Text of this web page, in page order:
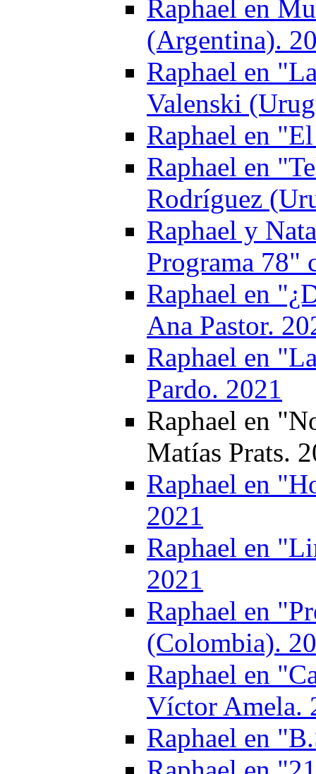
Raphael en
(Argentina).
Raphael en
Valenski
Raphael en
Raphael en
Rodríguez
Raphael y
Programa 78"
Raphael en
Ana Pastor.
Raphael en
Pardo. 2021
Raphael en
Matías Prats.
Raphael en
2021
Raphael en
2021
Raphael en
(Colombia).
Raphael en
Víctor Amela.
Raphael en